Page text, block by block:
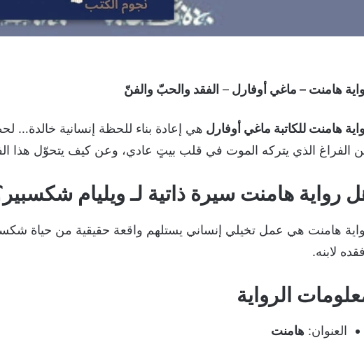
هامنت – ماغي أوفارل – الفقد والحبّ والفنّ
هامنت للكاتبة ماغي أوفارل هي إعادة بناء للحظة إنسانية خالدة…
الفراغ الذي يتركه الموت في قلب بيتٍ عادي، وعن كيف يتحوّل هذا
رواية هامنت سيرة ذاتية لـ ويليام
هامنت هي عمل تخيلي إنساني يستلهم واقعة حقيقية من حياة
لابنه.
الرواية
العنوان: هامنت